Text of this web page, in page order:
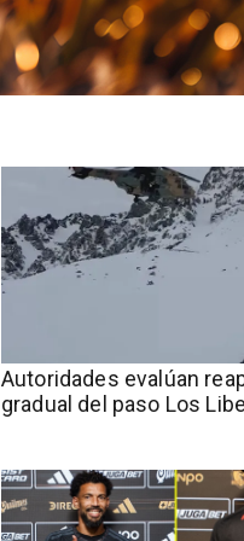
​​Autoridades evalúan
gradual del paso Los